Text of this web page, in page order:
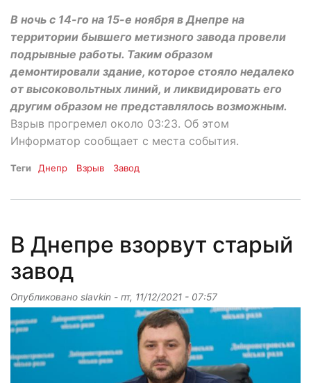
В ночь с 14-го на 15-е ноября в Днепре на
территории бывшего метизного завода провели
подрывные работы. Таким образом
демонтировали здание, которое стояло недалеко
от высоковольтных линий, и ликвидировать его
другим образом не представлялось возможным.
Взрыв прогремел около 03:23. Об этом
Информатор сообщает с места события.
Теги Днепр Взрыв Завод
В Днепре взорвут старый
завод
Опубликовано slavkin - пт, 11/12/2021 - 07:57